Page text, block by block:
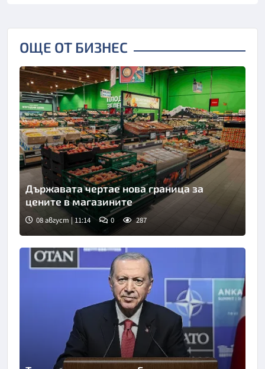
ОЩЕ ОТ БИЗНЕС
Държавата чертае нова граница за
цените в магазините
08 август | 11:14 0 287